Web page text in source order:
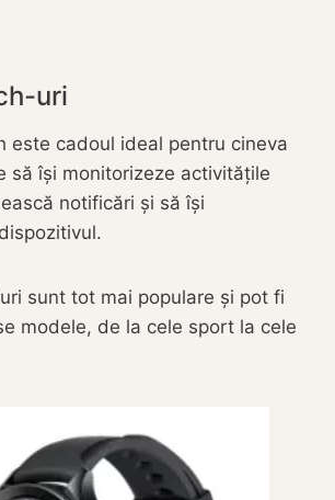
uri
este cadoul ideal pentru cineva
să își monitorizeze activitățile
notificări și să își
sunt tot mai populare și pot fi
modele, de la cele sport la cele